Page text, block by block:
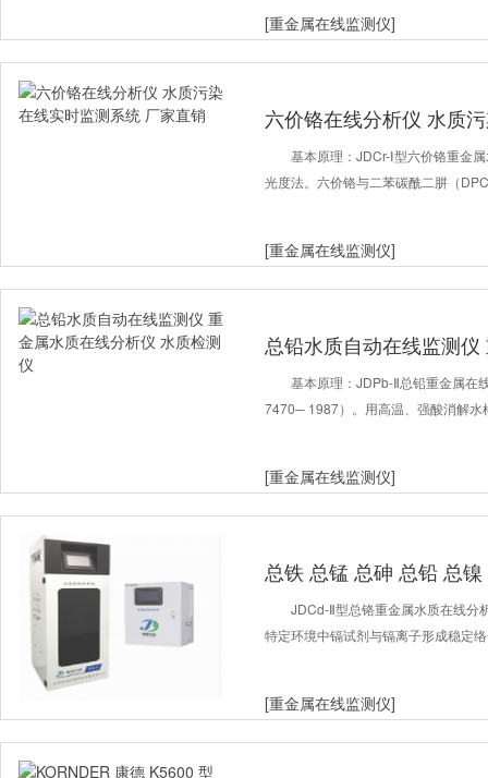
[重金属在线监测仪]
六价铬在线分析仪 水质
直销基本原理：JDCr-Ⅰ型六价铬重金
光度法。六价铬与二苯碳酰二肼（
[重金属在线监测仪]
总铅水质自动在线监测
质检测仪
基本原理：JDPb-Ⅱ总铅重金属在
7470─ 1987）。用高温、强酸消解水
[重金属在线监测仪]
总铁 总锰 总砷 总铅 总
测仪JDCd-Ⅱ型总铬重金属水质在线分
特定环境中镉试剂与镉离子形成稳定
[重金属在线监测仪]